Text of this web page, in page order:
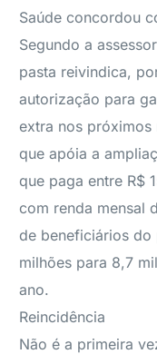
Saúde concordou
Segundo a
pasta reivindica,
autorização para
extra nos próximos
que apóia a
que paga entre R$
com renda mensal
de beneficiários
milhões para 8,7
ano.
Reincidência
Não é a primeira